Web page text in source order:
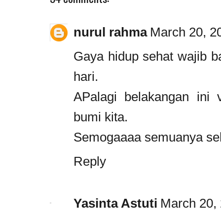
nurul rahma March 20,
Gaya hidup sehat wajib
hari.
APalagi belakangan ini
bumi kita.
Semogaaaa semuanya
Reply
Yasinta Astuti March 20,